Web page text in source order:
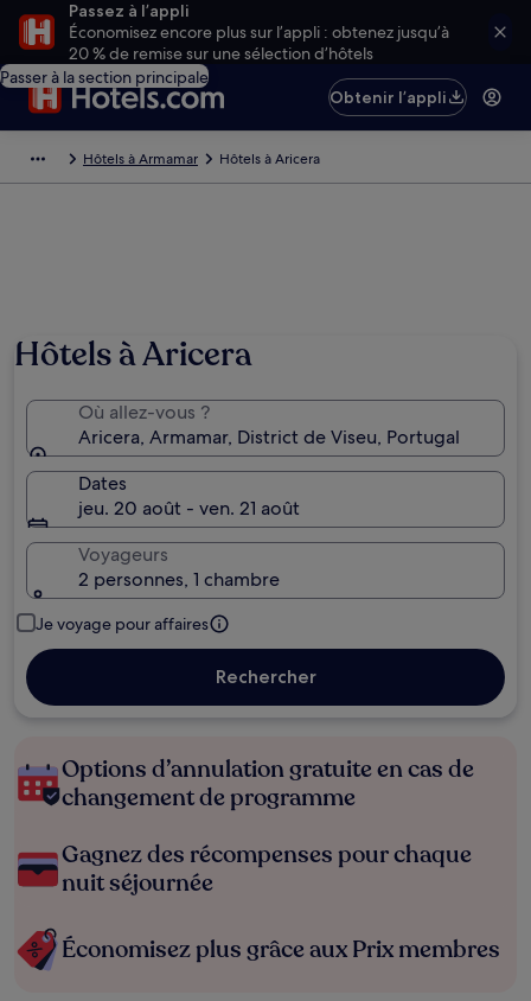
Passez à l’appli
Économisez encore plus sur l’appli : obtenez jusqu’à
20 % de remise sur une sélection d’hôtels
Passer à la section principale
Obtenir l’appli
Hôtels à Armamar Hôtels à Aricera
Hôtels à Aricera
Où allez-vous ?
Aricera, Armamar, District de Viseu, Portugal
Dates
jeu. 20 août - ven. 21 août
Voyageurs
2 personnes, 1 chambre
Je voyage pour affaires
Rechercher
Options d’annulation gratuite en cas de
changement de programme
Gagnez des récompenses pour chaque
nuit séjournée
Économisez plus grâce aux Prix membres